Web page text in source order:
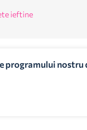
ieftine
programului nostru